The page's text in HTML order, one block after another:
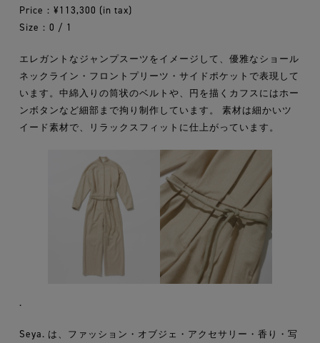
Price：¥113,300 (in tax)
Size：0 / 1
エレガントなジャンプスーツをイメージして、優雅なショール
ネックライン・フロントプリーツ・サイドポケットで表現して
います。中綿入りの筒状のベルトや、円を描くカフスにはホー
ンボタンなど細部まで拘り制作しています。 素材は細かいツ
イード素材で、リラックスフィットに仕上がっています。
.
Seya. は、ファッション・オブジェ・アクセサリー・香り・写